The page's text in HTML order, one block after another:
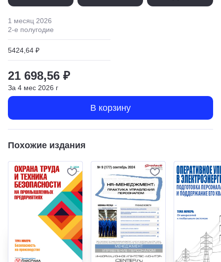
1 месяц 2026
2-е полугодие
5424,64 ₽
21 698,56 ₽
За 4 мес 2026 г
В корзину
Похожие издания